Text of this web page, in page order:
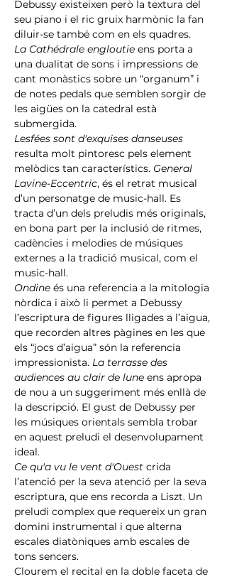
Debussy existeixen però la textura del
seu piano i el ric gruix harmònic la fan
diluir-se també com en els quadres.
La Cathédrale engloutie ens porta a
una dualitat de sons i impressions de
cant monàstics sobre un “organum” i
de notes pedals que semblen sorgir de
les aigües on la catedral està
submergida.
Lesfées sont d'exquises danseuses
resulta molt pintoresc pels element
melòdics tan característics. General
Lavine-Eccentric, és el retrat musical
d’un personatge de music-hall. Es
tracta d’un dels preludis més originals,
en bona part per la inclusió de ritmes,
cadències i melodies de músiques
externes a la tradició musical, com el
music-hall.
Ondine és una referencia a la mitologia
nòrdica i això li permet a Debussy
l’escriptura de figures lligades a l’aigua,
que recorden altres pàgines en les que
els “jocs d’aigua” són la referencia
impressionista. La terrasse des
audiences au clair de lune ens apropa
de nou a un suggeriment més enllà de
la descripció. El gust de Debussy per
les músiques orientals sembla trobar
en aquest preludi el desenvolupament
ideal.
Ce qu'a vu le vent d'Ouest crida
l’atenció per la seva atenció per la seva
escriptura, que ens recorda a Liszt. Un
preludi complex que requereix un gran
domini instrumental i que alterna
escales diatòniques amb escales de
tons sencers.
Clourem el recital en la doble faceta de